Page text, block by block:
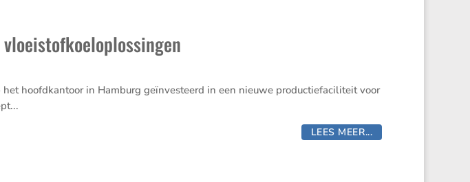
hoofd­kan­toor in Hamburg geïnves­teerd in een nieuwe produc­tie­fa­ci­li­teit voor
LEES MEER...